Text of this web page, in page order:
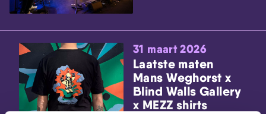
31 maart 2026
Laatste maten
Mans Weghorst x
Blind Walls Gallery
x MEZZ shirts